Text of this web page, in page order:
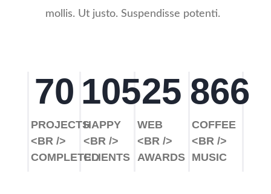
mollis. Ut justo. Suspendisse potenti.
70
PROJECTS
<BR />
COMPLETED
105
HAPPY
<BR />
CLIENTS
25
WEB
<BR />
AWARDS
866
COFFEE
<BR />
MUSIC